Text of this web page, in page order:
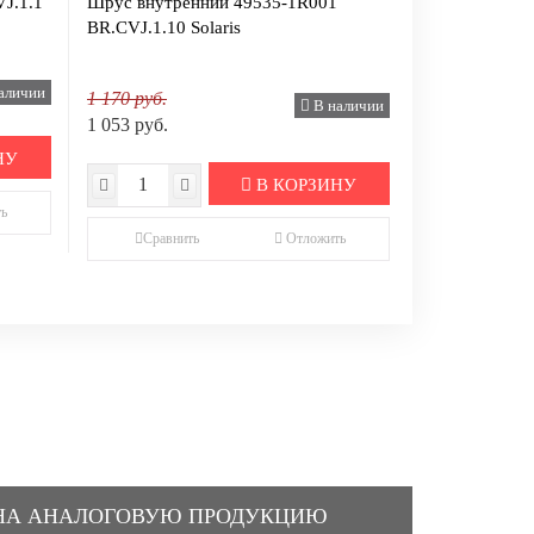
BR.CVJ.1.10 Solaris
1 170 руб.
1 053 руб.
В наличии
В КОРЗИНУ
Сравнить Отложить
АНАЛОГОВУЮ ПРОДУКЦИЮ